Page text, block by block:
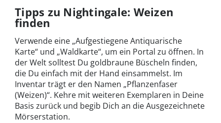
Tipps zu Nightingale: Weizen
finden
Verwende eine „Aufgestiegene Antiquarische
Karte“ und „Waldkarte“, um ein Portal zu öffnen. In
der Welt solltest Du goldbraune Büscheln finden,
die Du einfach mit der Hand einsammelst. Im
Inventar trägt er den Namen „Pflanzenfaser
(Weizen)“. Kehre mit weiteren Exemplaren in Deine
Basis zurück und begib Dich an die Ausgezeichnete
Mörserstation.